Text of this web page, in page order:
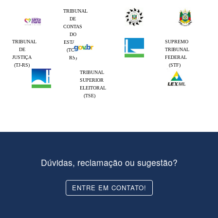
TRIBUNAL
DE
CONTAS
DO
ESTADO
(TCE-
RS)
TRIBUNAL
DE
JUSTIÇA
(TJ-RS)
SUPREMO
TRIBUNAL
FEDERAL
(STF)
TRIBUNAL
SUPERIOR
ELEITORAL
(TSE)
Dúvidas, reclamação ou sugestão?
ENTRE EM CONTATO!